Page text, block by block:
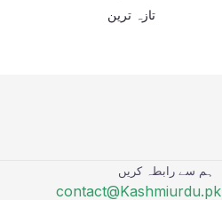
تازہ ترین
ہم سے رابطہ کریں
contact@Kashmiurdu.pk